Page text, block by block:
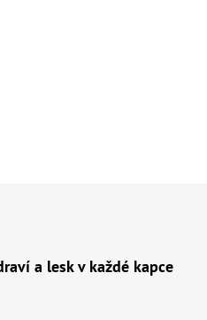
a lesk v každé kapce